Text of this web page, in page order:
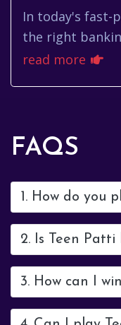
In today's fast-
the right
need a bank
read more
FAQS
1. How do you
2. Is Teen
3. How can I